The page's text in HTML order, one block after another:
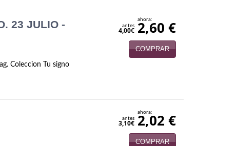
23 JULIO -
Coleccion Tu signo
antes
4,00€
ahora:
2,60 €
COMPRAR
antes
3,10€
ahora:
2,02 €
COMPRAR